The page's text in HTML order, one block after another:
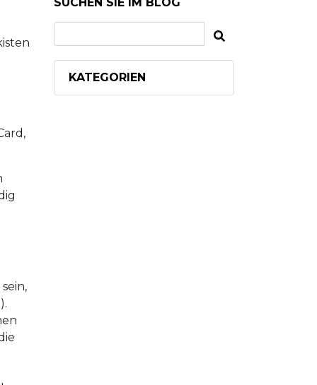
KATEGORIEN